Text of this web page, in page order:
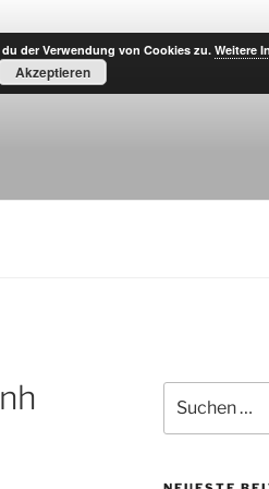
nach:
der Verwendung von Cookies zu.Weitere
Akzeptieren